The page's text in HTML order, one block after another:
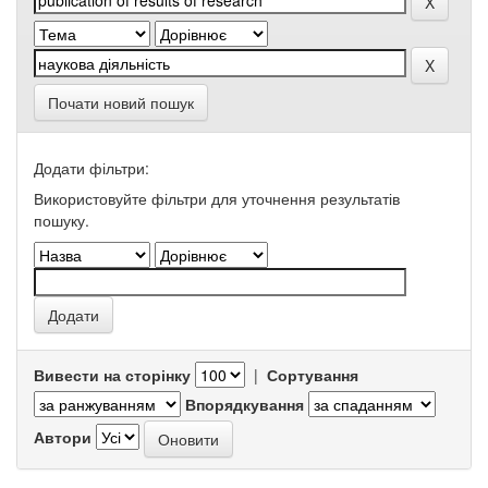
Почати новий пошук
Додати фільтри:
Використовуйте фільтри для уточнення результатів
пошуку.
Вивести на сторінку | Сортування
Впорядкування
Автори